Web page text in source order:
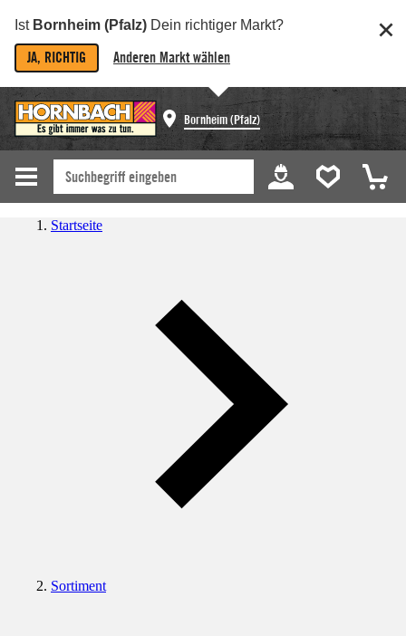
Ist Bornheim (Pfalz) Dein richtiger Markt?
JA, RICHTIG Anderen Markt wählen
Bornheim (Pfalz)
Startseite
Sortiment